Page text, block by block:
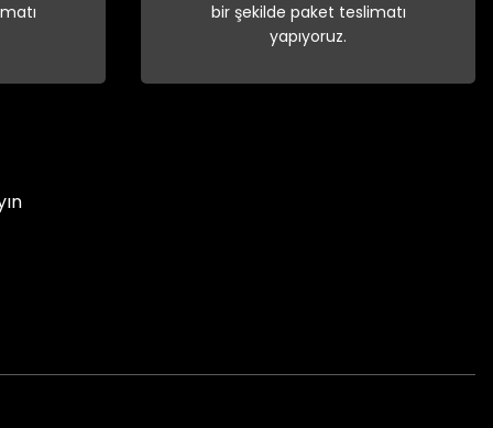
bir şekilde paket teslimatı
yapıyoruz.